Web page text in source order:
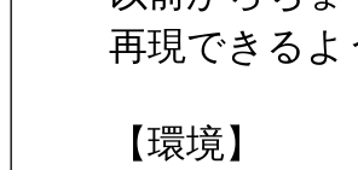
再現できる
【環境】